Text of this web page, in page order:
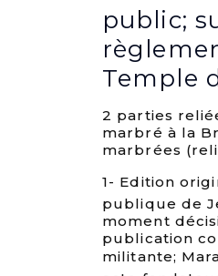
public;
Temple
2 parties
marbré à la
marbrées
1- Edition
publique de
moment
publication
militante;